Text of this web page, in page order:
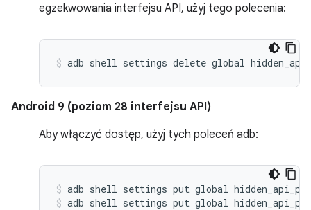
egzekwowania interfejsu API, użyj tego polecenia:
Android 9 (poziom 28 interfejsu API)
Aby włączyć dostęp, użyj tych poleceń adb:
adb shell settings put global
adb shell settings put global